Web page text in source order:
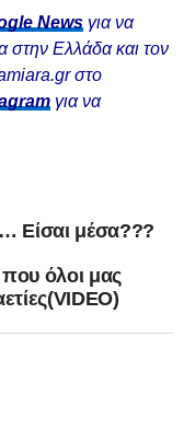
Newsγια να
στην Ελλάδα και τον
στο
για να
Είσαι μέσα???
όλοι μας